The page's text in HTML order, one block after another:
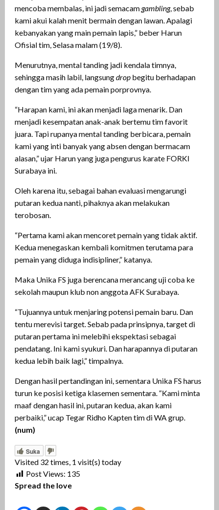
mencoba membalas, ini jadi semacamgambling, sebab
kami akui kalah menit bermain dengan lawan. Apalagi
kebanyakan yang main pemain lapis,” beber Harun
Ofisial tim, Selasa malam (19/8).
Menurutnya, mental tanding jadi kendala timnya,
sehingga masih labil, langsungdrop begitu berhadapan
dengan tim yang ada pemain porprovnya.
“Harapan kami, ini akan menjadi laga menarik. Dan
menjadi kesempatan anak-anak bertemu tim favorit
juara. Tapi rupanya mental tanding berbicara, pemain
kami yang inti banyak yang absen dengan bermacam
alasan,” ujar Harun yang juga pengurus karate FORKI
Surabaya ini.
Oleh karena itu, sebagai bahan evaluasi mengarungi
putaran kedua nanti, pihaknya akan melakukan
terobosan.
“Pertama kami akan mencoret pemain yang tidak aktif.
Kedua menegaskan kembali komitmen terutama para
pemain yang diduga indisipliner,” katanya.
Maka Unika FS juga berencana merancang uji coba ke
sekolah maupun klub non anggota AFK Surabaya.
“Tujuannya untuk menjaring potensi pemain baru. Dan
tentu merevisi target. Sebab pada prinsipnya, target di
putaran pertama ini melebihi ekspektasi sebagai
pendatang. Ini kami syukuri. Dan harapannya di putaran
kedua lebih baik lagi,” timpalnya.
Dengan hasil pertandingan ini, sementara Unika FS harus
turun ke posisi ketiga klasemen sementara. “Kami minta
maaf dengan hasil ini, putaran kedua, akan kami
perbaiki,” ucap Tegar Ridho Kapten tim di WA grup.
(num)
Suka
Visited 32 times, 1 visit(s) today
Post Views: 135
Spread the love